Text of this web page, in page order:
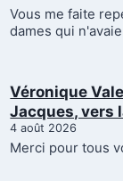
Vous me faite
dames qui
Véronique
Jacques, vers
4 août 2026
Merci pour tous